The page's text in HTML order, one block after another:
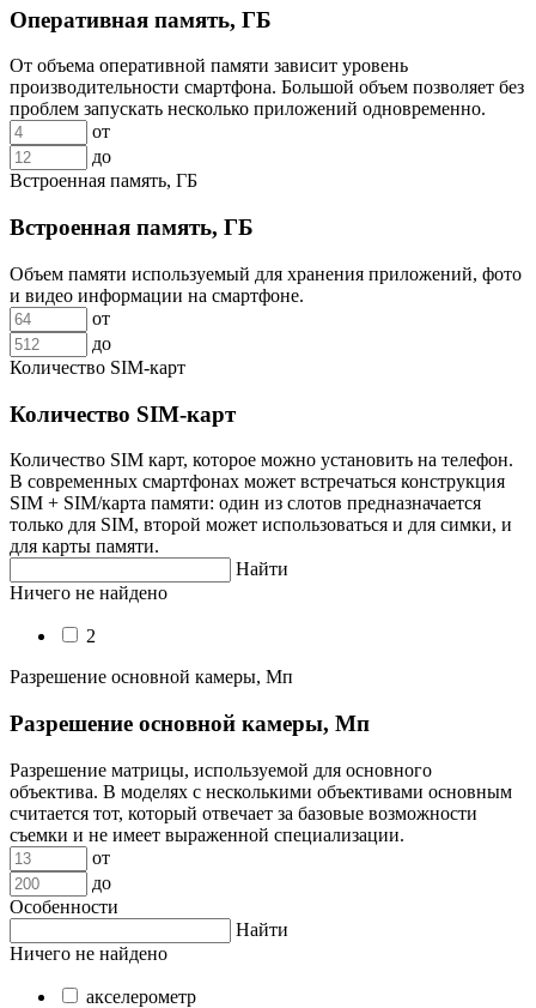
Оперативная память, ГБ
От объема оперативной памяти зависит уровень
производительности смартфона. Большой объем позволяет без
проблем запускать несколько приложений одновременно.
от
до
Встроенная память, ГБ
Встроенная память, ГБ
Объем памяти используемый для хранения приложений, фото
и видео информации на смартфоне.
от
до
Количество SIM-карт
Количество SIM-карт
Количество SIM карт, которое можно установить на телефон.
В современных смартфонах может встречаться конструкция
SIM + SIM/карта памяти: один из слотов предназначается
только для SIM, второй может использоваться и для симки, и
для карты памяти.
Найти
Ничего не найдено
2
Разрешение основной камеры, Мп
Разрешение основной камеры, Мп
Разрешение матрицы, используемой для основного
объектива. В моделях с несколькими объективами основным
считается тот, который отвечает за базовые возможности
съемки и не имеет выраженной специализации.
от
до
Особенности
Найти
Ничего не найдено
акселерометр